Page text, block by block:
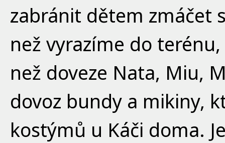
zabránit dětem zmáčet
než vyrazíme do
než doveze Nata, Miu,
dovoz bundy a mikiny,
kostýmů u Káči doma.